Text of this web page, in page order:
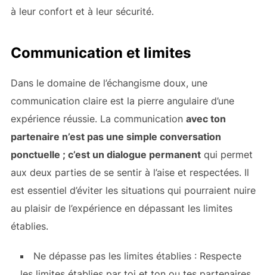
à leur confort et à leur sécurité.
Communication et limites
Dans le domaine de l’échangisme doux, une
communication claire est la pierre angulaire d’une
expérience réussie. La communication avec ton
partenaire n’est pas une simple conversation
ponctuelle ; c’est un dialogue permanentqui permet
aux deux parties de se sentir à l’aise et respectées. Il
est essentiel d’éviter les situations qui pourraient nuire
au plaisir de l’expérience en dépassant les limites
établies.
Ne dépasse pas les limites établies : Respecte